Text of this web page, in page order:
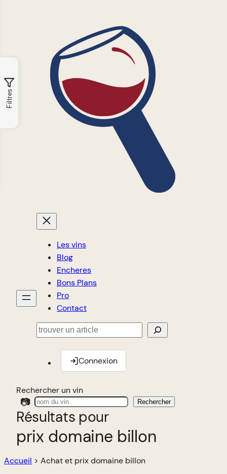
Les vins
Blog
Encheres
Bons Plans
Pro
Contact
Rechercher
Connexion
Rechercher un vin
📷 Rechercher
Résultats pour
prix domaine billon
Accueil > Achat et prix domaine billon
Filtres